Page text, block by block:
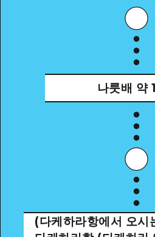
나룻배 약
(다케하라항에서 오시